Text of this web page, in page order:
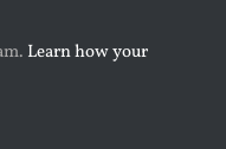
Learn how your